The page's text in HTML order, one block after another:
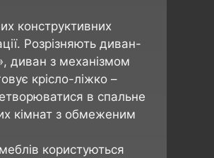
конструктивних
Розрізняють диван-
диван з механізмом
крісло-ліжко –
в спальне
кімнат з обмеженим
користуються